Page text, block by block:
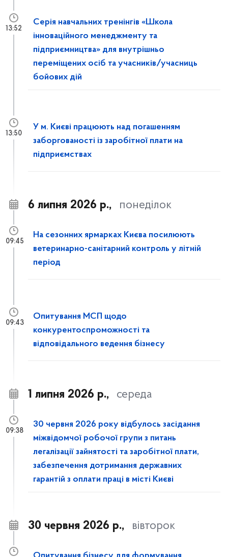
Серія навчальних тренінгів «Школа
інноваційного менеджменту та
підприємництва» для внутрішньо
переміщених осіб та учасників/учасниць
бойових дій
13:52
У м. Києві працюють над погашенням
заборгованості із заробітної плати на
підприємствах
13:50
6 липня 2026 р., понеділок
На сезонних ярмарках Києва посилюють
ветеринарно-санітарний контроль у літній
період
09:45
Опитування МСП щодо
конкурентоспроможності та
відповідального ведення бізнесу
09:43
1 липня 2026 р., середа
30 червня 2026 року відбулось засідання
міжвідомчої робочої групи з питань
легалізації зайнятості та заробітної плати,
забезпечення дотримання державних
гарантій з оплати праці в місті Києві
09:38
30 червня 2026 р., вівторок